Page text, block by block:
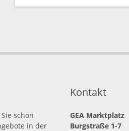
schon
in der
Kontakt
GEA Marktplatz
Burgstraße 1-7